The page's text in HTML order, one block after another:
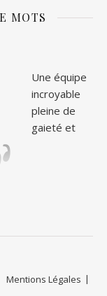
MOTS
Une équipe
incroyable
pleine de
gaieté et
Mentions Légales